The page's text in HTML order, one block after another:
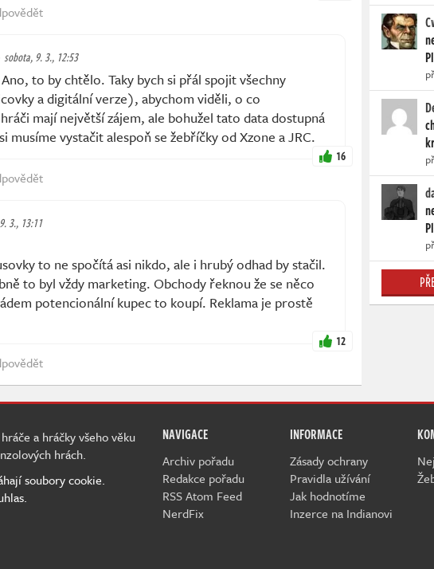
sobota, 9. 3., 12:53
to by chtělo. Taky bych si přál spojit všechny
a digitální verze), abychom viděli, o co
mají největší zájem, ale bohužel tato data dostupná
musíme vystačit alespoň se žebříčky od Xzone a JRC.
16
3., 13:11
to ne spočítá asi nikdo, ale i hrubý odhad by stačil.
to byl vždy marketing. Obchody řeknou že se něco
potencionální kupec to koupí. Reklama je prostě
12
NAVIGACE
Archiv pořadu
Redakce pořadu
RSS Atom Feed
NerdFix
INFORMACE
Zásady ochrany
Pravidla užívání
Jak hodnotíme
Inzerce na Indianovi
a hráčky všeho věku
hrách.
soubory cookie.